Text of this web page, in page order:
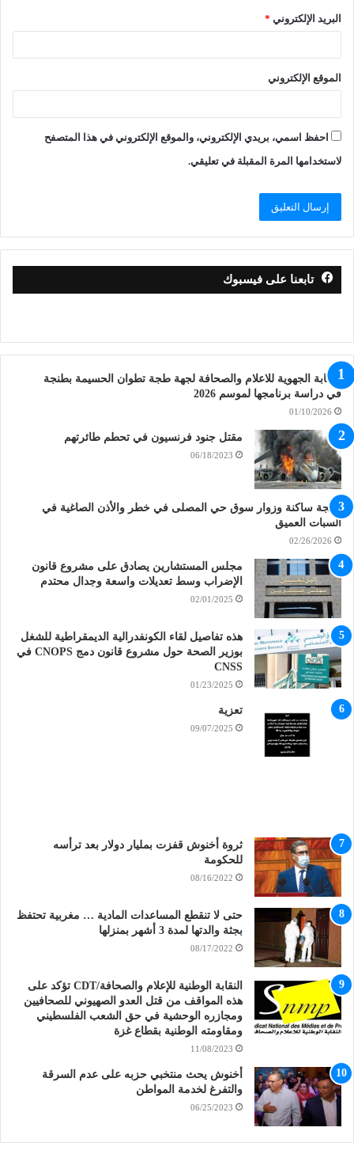
البريد الإلكتروني *
الموقع الإلكتروني
احفظ اسمي، بريدي الإلكتروني، والموقع الإلكتروني في هذا المتصفح
لاستخدامها المرة المقبلة في تعليقي.
تابعنا على فيسبوك
النقابة الجهوية للاعلام والصحافة لجهة طجة تطوان الحسيمة بطنجة
في دراسة برنامجها لموسم 2026
01/10/2026
مقتل جنود فرنسيون في تحطم طائرتهم
06/18/2023
طنجة ساكنة وزوار سوق حي المصلى في خطر والأذن الصاغية في
السبات العميق
02/26/2026
مجلس المستشارين يصادق على مشروع قانون
الإضراب وسط تعديلات واسعة وجدال محتدم
02/01/2025
هذه تفاصيل لقاء الكونفدرالية الديمقراطية للشغل
بوزير الصحة حول مشروع قانون دمج CNOPS في
CNSS
01/23/2025
تعزية
09/07/2025
ثروة أخنوش قفزت بمليار دولار بعد ترأسه
للحكومة
08/16/2022
حتى لا تنقطع المساعدات المادية … مغربية تحتفظ
بجثة والدتها لمدة 3 أشهر بمنزلها
08/17/2022
النقابة الوطنية للإعلام والصحافة/CDT تؤكد على
هذه المواقف من قتل العدو الصهيوني للصحافيين
ومجازره الوحشية في حق الشعب الفلسطيني
ومقاومته الوطنية بقطاع غزة
11/08/2023
أخنوش يحث منتخبي حزبه على عدم السرقة
والتفرغ لخدمة المواطن
06/25/2023